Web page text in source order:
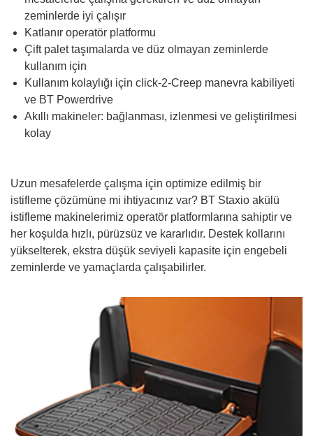
zeminlerde iyi çalışır
Katlanır operatör platformu
Çift palet taşımalarda ve düz olmayan zeminlerde
kullanım için
Kullanım kolaylığı için click-2-Creep manevra kabiliyeti
ve BT Powerdrive
Akıllı makineler: bağlanması, izlenmesi ve geliştirilmesi
kolay
Uzun mesafelerde çalışma için optimize edilmiş bir
istifleme çözümüne mi ihtiyacınız var? BT Staxio akülü
istifleme makinelerimiz operatör platformlarına sahiptir ve
her koşulda hızlı, pürüzsüz ve kararlıdır. Destek kollarını
yükselterek, ekstra düşük seviyeli kapasite için engebeli
zeminlerde ve yamaçlarda çalışabilirler.